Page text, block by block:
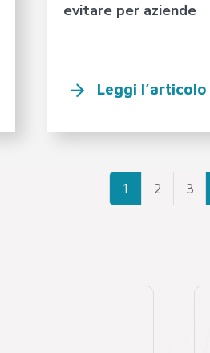
evitare per aziende
Leggi l’articolo
1 2 3